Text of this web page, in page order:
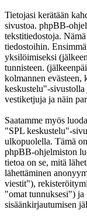
Tietojasi kerätään
sivustoa. phpBB-
tekstitiedostoja.
tiedostoihin.
yksilöimiseksi
tunnisteen.
kolmannen evästeen,
keskustelu"-sivustolla
vestiketjuja ja näin
Saatamme myös
"SPL keskustelu"-
ulkopuolella. Tämä
phpBB-ohjelmiston
tietoa on se, mitä
lähettäminen
viestit"),
"omat tunnuksesi") ja
sisäänkirjautumisen